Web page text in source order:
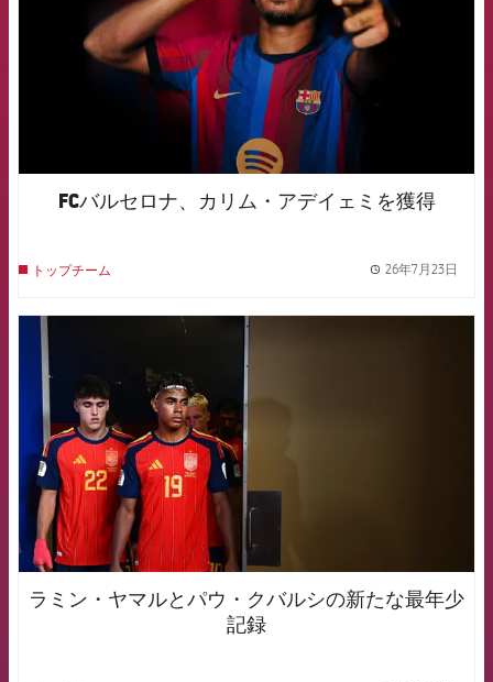
FCバルセロナ、カリム・アデイェミを獲得
トップチーム 26年7月23日
FCB Barcelona badge
ラミン・ヤマルとパウ・クバルシの新たな最年少
記録